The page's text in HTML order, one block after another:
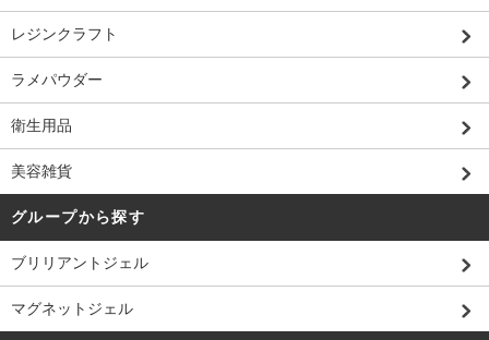
レジンクラフト
ラメパウダー
衛生用品
美容雑貨
グループから探す
ブリリアントジェル
マグネットジェル